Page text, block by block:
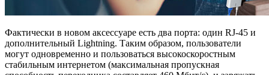
Фактически в новом аксессуаре есть два порта: один RJ-45 и
дополнительный Lightning. Таким образом, пользователи
могут одновременно и пользоваться высокоскоростным
стабильным интернетом (максимальная пропускная